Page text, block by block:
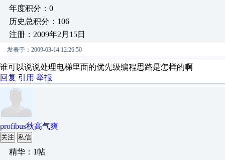
年度积分：0
历史总积分：106
注册：2009年2月15日
发表于：2009-03-14 12:26:50
谁可以说说处理电梯里面的优先级编程思路是怎样的啊
回复 引用 举报
profibus秋高气爽
关注 私信
精华：1帖